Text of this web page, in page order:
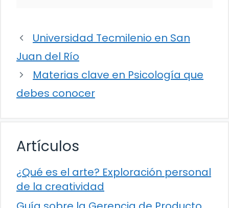
Universidad Tecmilenio en San
Juan del Río
Materias clave en Psicología que
debes conocer
Artículos
¿Qué es el arte? Exploración personal
de la creatividad